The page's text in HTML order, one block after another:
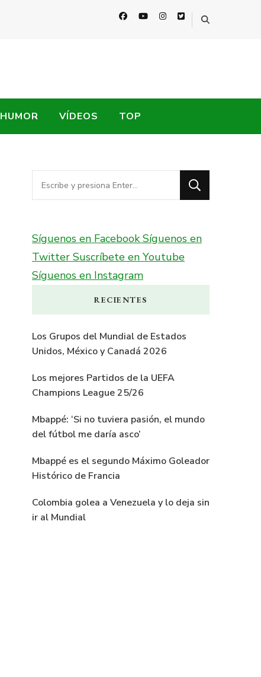
HUMOR VÍDEOS TOP
¿Buscas
algo?
Síguenos en FacebookSíguenos en
Twitter Suscríbete en Youtube
Síguenos en Instagram
RECIENTES
Los Grupos del Mundial de Estados
Unidos, México y Canadá 2026
Los mejores Partidos de la UEFA
Champions League 25/26
Mbappé: ‘Si no tuviera pasión, el mundo
del fútbol me daría asco’
Mbappé es el segundo Máximo Goleador
Histórico de Francia
Colombia golea a Venezuela y lo deja sin
ir al Mundial